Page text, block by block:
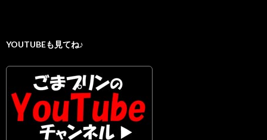
YOUTUBEも見てね♪